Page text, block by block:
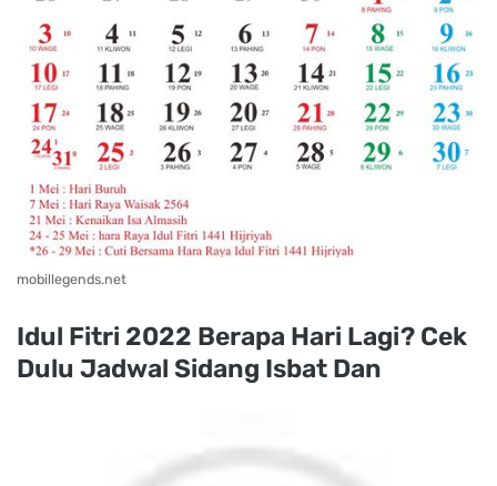
mobillegends.net
Idul Fitri 2022 Berapa Hari Lagi? Cek
Dulu Jadwal Sidang Isbat Dan